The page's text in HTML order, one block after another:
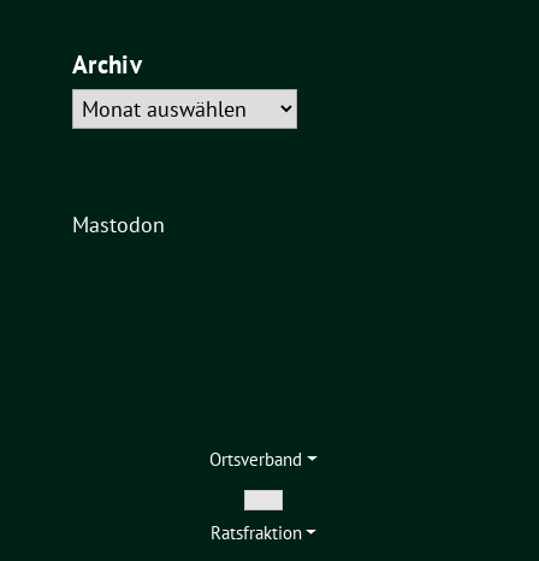
Archiv
Archiv
Mastodon
Ortsverband
Zeige
Untermenü
Ratsfraktion